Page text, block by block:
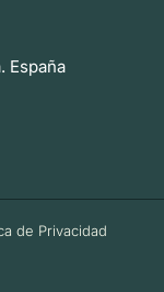
España
de Privacidad